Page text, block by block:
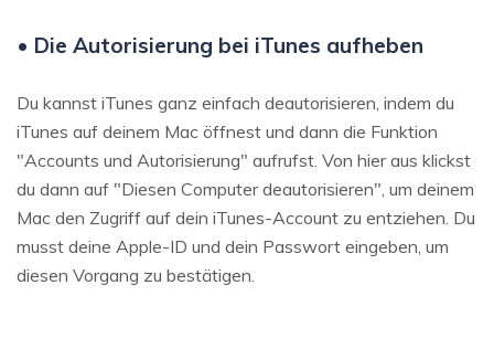
• Die Autorisierung bei iTunes aufheben
Du kannst iTunes ganz einfach deautorisieren, indem du
iTunes auf deinem Mac öffnest und dann die Funktion
"Accounts und Autorisierung" aufrufst. Von hier aus klickst
du dann auf "Diesen Computer deautorisieren", um deinem
Mac den Zugriff auf dein iTunes-Account zu entziehen. Du
musst deine Apple-ID und dein Passwort eingeben, um
diesen Vorgang zu bestätigen.